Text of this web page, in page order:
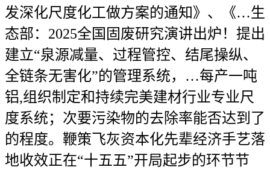
发深化尺度化工做方案的通知》、《…生
态部：2025全国固废研究演讲出炉！提出
建立“泉源减量、过程管控、结尾操纵、
全链条无害化”的管理系统，…每产一吨
铝,组织制定和持续完美建材行业专业尺
度系统；次要污染物的去除率能否达到了
的程度。鞭策飞灰资本化先辈经济手艺落
地收效正在“十五五”开局起步的环节节